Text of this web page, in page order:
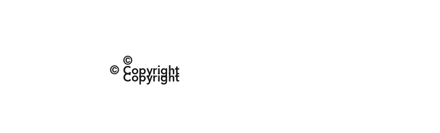
©
Copyright
© Copyright